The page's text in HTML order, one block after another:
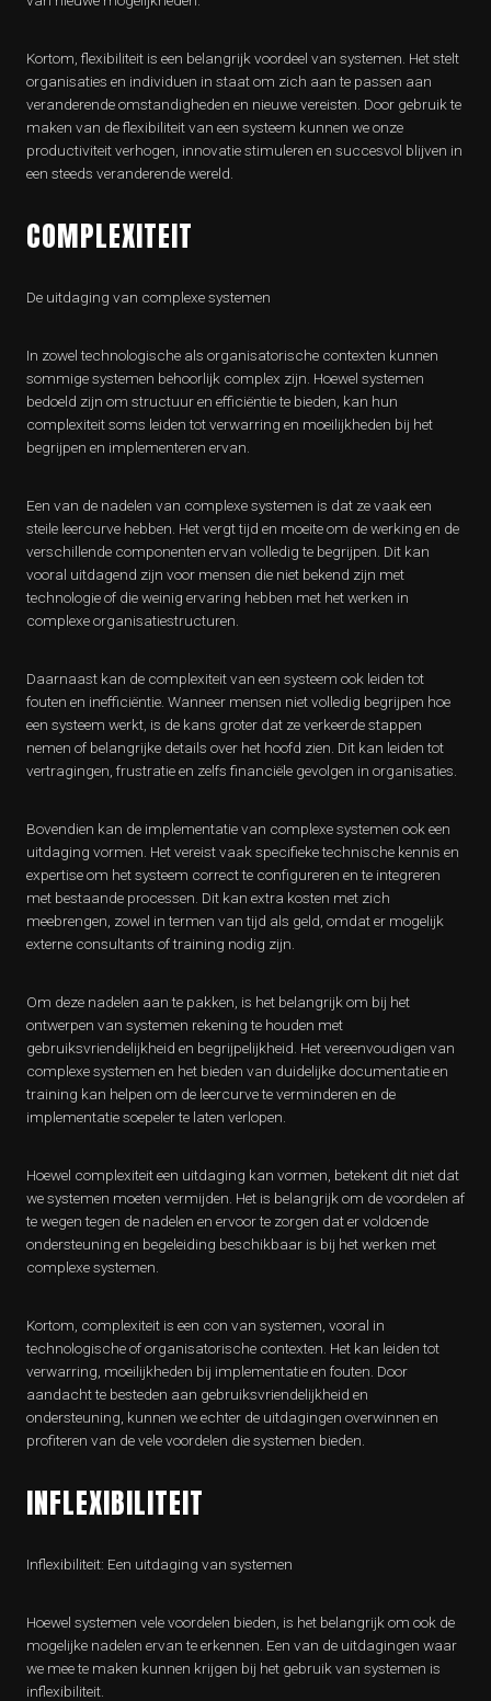
Kortom, flexibiliteit is een belangrijk voordeel van systemen. Het stelt
organisaties en individuen in staat om zich aan te passen aan
veranderende omstandigheden en nieuwe vereisten. Door gebruik te
maken van de flexibiliteit van een systeem kunnen we onze
productiviteit verhogen, innovatie stimuleren en succesvol blijven in
een steeds veranderende wereld.
COMPLEXITEIT
De uitdaging van complexe systemen
In zowel technologische als organisatorische contexten kunnen
sommige systemen behoorlijk complex zijn. Hoewel systemen
bedoeld zijn om structuur en efficiëntie te bieden, kan hun
complexiteit soms leiden tot verwarring en moeilijkheden bij het
begrijpen en implementeren ervan.
Een van de nadelen van complexe systemen is dat ze vaak een
steile leercurve hebben. Het vergt tijd en moeite om de werking en de
verschillende componenten ervan volledig te begrijpen. Dit kan
vooral uitdagend zijn voor mensen die niet bekend zijn met
technologie of die weinig ervaring hebben met het werken in
complexe organisatiestructuren.
Daarnaast kan de complexiteit van een systeem ook leiden tot
fouten en inefficiëntie. Wanneer mensen niet volledig begrijpen hoe
een systeem werkt, is de kans groter dat ze verkeerde stappen
nemen of belangrijke details over het hoofd zien. Dit kan leiden tot
vertragingen, frustratie en zelfs financiële gevolgen in organisaties.
Bovendien kan de implementatie van complexe systemen ook een
uitdaging vormen. Het vereist vaak specifieke technische kennis en
expertise om het systeem correct te configureren en te integreren
met bestaande processen. Dit kan extra kosten met zich
meebrengen, zowel in termen van tijd als geld, omdat er mogelijk
externe consultants of training nodig zijn.
Om deze nadelen aan te pakken, is het belangrijk om bij het
ontwerpen van systemen rekening te houden met
gebruiksvriendelijkheid en begrijpelijkheid. Het vereenvoudigen van
complexe systemen en het bieden van duidelijke documentatie en
training kan helpen om de leercurve te verminderen en de
implementatie soepeler te laten verlopen.
Hoewel complexiteit een uitdaging kan vormen, betekent dit niet dat
we systemen moeten vermijden. Het is belangrijk om de voordelen af
te wegen tegen de nadelen en ervoor te zorgen dat er voldoende
ondersteuning en begeleiding beschikbaar is bij het werken met
complexe systemen.
Kortom, complexiteit is een con van systemen, vooral in
technologische of organisatorische contexten. Het kan leiden tot
verwarring, moeilijkheden bij implementatie en fouten. Door
aandacht te besteden aan gebruiksvriendelijkheid en
ondersteuning, kunnen we echter de uitdagingen overwinnen en
profiteren van de vele voordelen die systemen bieden.
INFLEXIBILITEIT
Inflexibiliteit: Een uitdaging van systemen
Hoewel systemen vele voordelen bieden, is het belangrijk om ook de
mogelijke nadelen ervan te erkennen. Een van de uitdagingen waar
we mee te maken kunnen krijgen bij het gebruik van systemen is
inflexibiliteit.